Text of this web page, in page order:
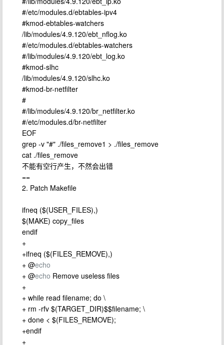
#/etc/modules.d/ebtables-ipv4
#kmod-ebtables-watchers
/lib/modules/4.9.120/ebt_nflog.ko
#/etc/modules.d/ebtables-watchers
#/lib/modules/4.9.120/ebt_log.ko
#kmod-slhc
/lib/modules/4.9.120/slhc.ko
#kmod-br-netfilter
#
#/lib/modules/4.9.120/br_netfilter.ko
#/etc/modules.d/br-netfilter
EOF
grep -v "#" ./files_remove1 > ./files_remove
cat ./files_remove
不能有空行产生，不然会出错
==
2. Patch Makefile
ifneq ($(USER_FILES),)
$(MAKE) copy_files
endif
+
+ifneq ($(FILES_REMOVE),)
+ @echo
+ @echo Remove useless files
+
+ while read filename; do \
+ rm -rfv $(TARGET_DIR)$$filename; \
+ done < $(FILES_REMOVE);
+endif
+